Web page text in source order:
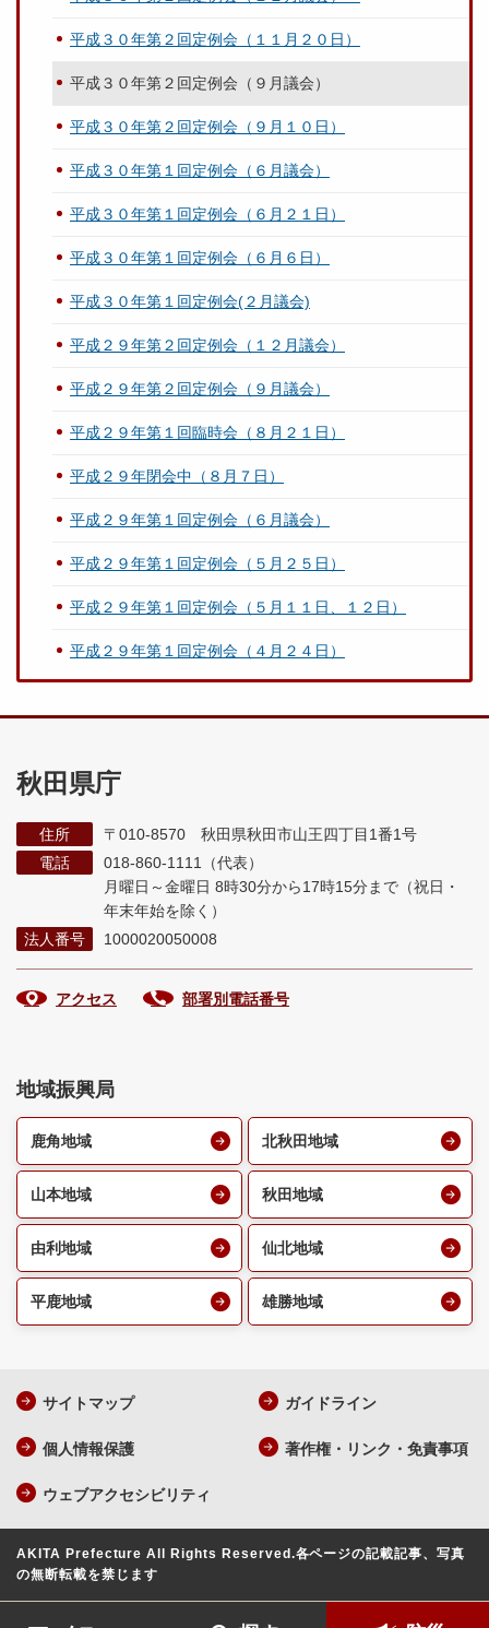
平成３０年第２回定例会（１１月２０日）
平成３０年第２回定例会（９月議会）
平成３０年第２回定例会（９月１０日）
平成３０年第１回定例会（６月議会）
平成３０年第１回定例会（６月２１日）
平成３０年第１回定例会（６月６日）
平成３０年第１回定例会(２月議会)
平成２９年第２回定例会（１２月議会）
平成２９年第２回定例会（９月議会）
平成２９年第１回臨時会（８月２１日）
平成２９年閉会中（８月７日）
平成２９年第１回定例会（６月議会）
平成２９年第１回定例会（５月２５日）
平成２９年第１回定例会（５月１１日、１２日）
平成２９年第１回定例会（４月２４日）
秋田県庁
住所
〒010-8570 秋田県秋田市山王四丁目1番1号
電話
018-860-1111（代表）
月曜日～金曜日 8時30分から17時15分まで （祝日・
年末年始を除く）
法人番号
1000020050008
アクセス 部署別電話番号
地域振興局
鹿角地域 北秋田地域
山本地域 秋田地域
由利地域 仙北地域
平鹿地域 雄勝地域
サイトマップ ガイドライン
個人情報保護 著作権・リンク・免責事項
ウェブアクセシビリティ
AKITA Prefecture All Rights Reserved.各ページの記載記事、写真
の無断転載を禁じます